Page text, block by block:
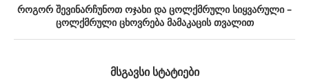
როგორ შევინარჩუნოთ ოჯახი და ცოლქმრული სიყვარული –
ცოლქმრული ცხოვრება მამაკაცის თვალით
ᲛᲡᲒᲐᲕᲡᲘ ᲡᲢᲐᲢᲘᲔᲑᲘ